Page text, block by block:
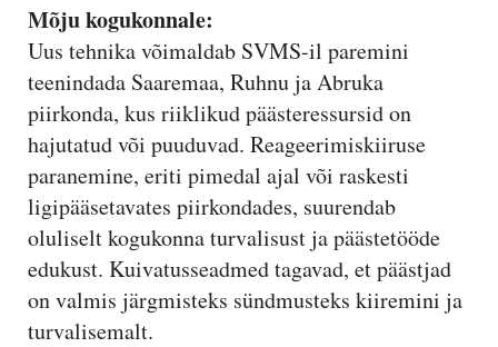
Mõju kogukonnale:
Uus tehnika võimaldab SVMS-il paremini
teenindada Saaremaa, Ruhnu ja Abruka
piirkonda, kus riiklikud päästeressursid on
hajutatud või puuduvad. Reageerimiskiiruse
paranemine, eriti pimedal ajal või raskesti
ligipääsetavates piirkondades, suurendab
oluliselt kogukonna turvalisust ja päästetööde
edukust. Kuivatusseadmed tagavad, et päästjad
on valmis järgmisteks sündmusteks kiiremini ja
turvalisemalt.